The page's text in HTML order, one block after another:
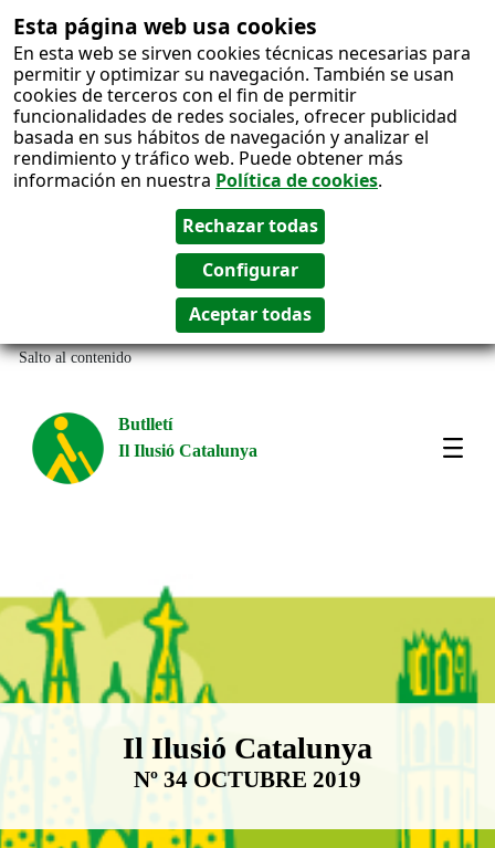
Esta página web usa cookies
En esta web se sirven cookies técnicas necesarias para
permitir y optimizar su navegación. También se usan
cookies de terceros con el fin de permitir
funcionalidades de redes sociales, ofrecer publicidad
basada en sus hábitos de navegación y analizar el
rendimiento y tráfico web. Puede obtener más
información en nuestra Política de cookies.
Salto al contenido
Butlletí
Il Ilusió Catalunya
Boletín Il·lusió Catalunya
Il Ilusió Catalunya
Nº 34 OCTUBRE 2019